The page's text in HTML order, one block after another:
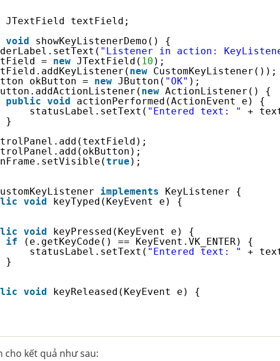
JTextField textField;
void
showKeyListenerDemo() {
"Listener in action:
= new JTextField( 10 );
new
CustomKeyListener());
okButton = new JButton( "OK" );
new ActionListener() {
public void
actionPerformed(ActionEvent e) {
statusLabel.setText( "Entered text: "
+
}
true );
implements
KeyListener {
void
keyTyped(KeyEvent e) {
void
keyPressed(KeyEvent e) {
if
(e.getKeyCode() == KeyEvent.VK_ENTER) {
statusLabel.setText( "Entered text: "
+
}
void
keyReleased(KeyEvent e) {
cho kết quả như sau: